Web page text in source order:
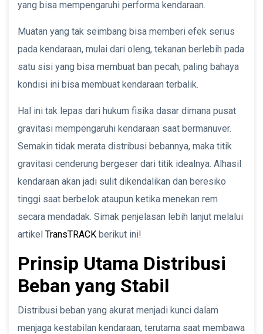
yang bisa mempengaruhi performa kendaraan.
Muatan yang tak seimbang bisa memberi efek serius
pada kendaraan, mulai dari oleng, tekanan berlebih pada
satu sisi yang bisa membuat ban pecah, paling bahaya
kondisi ini bisa membuat kendaraan terbalik.
Hal ini tak lepas dari hukum fisika dasar dimana pusat
gravitasi mempengaruhi kendaraan saat bermanuver.
Semakin tidak merata distribusi bebannya, maka titik
gravitasi cenderung bergeser dari titik idealnya. Alhasil
kendaraan akan jadi sulit dikendalikan dan beresiko
tinggi saat berbelok ataupun ketika menekan rem
secara mendadak. Simak penjelasan lebih lanjut melalui
artikel TransTRACK berikut ini!
Prinsip Utama Distribusi
Beban yang Stabil
Distribusi beban yang akurat menjadi kunci dalam
menjaga kestabilan kendaraan, terutama saat membawa